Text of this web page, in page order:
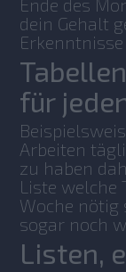
dein Gehalt
für
Arbeiten
zu haben
Liste welche
Woche nötig
sogar noch
Listen,